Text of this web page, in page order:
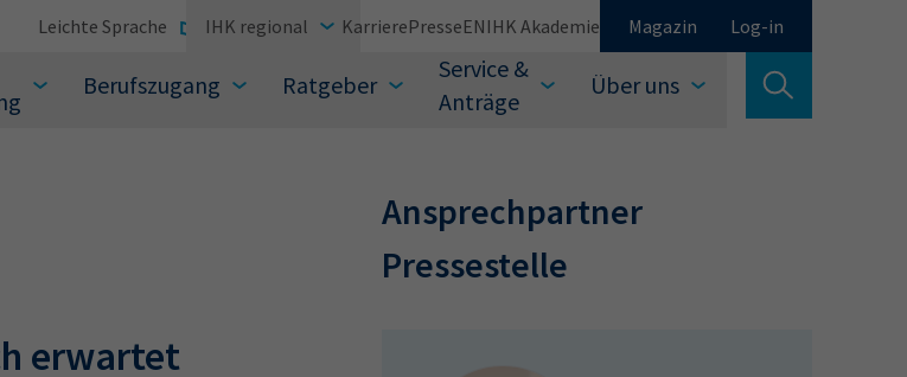
Berufszugang Ratgeber
Service &
Anträge
Über uns
Leichte Sprache IHK regional KarrierePresseEN IHK Akademie Magazin Log-in
Suche verlassen
erwartet
Ansprechpartner
Pressestelle